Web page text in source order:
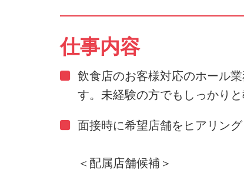
仕事内容
飲食店のお客様対応のホール
す。未経験の方でもしっかり
面接時に希望店舗をヒアリン
＜配属店舗候補＞